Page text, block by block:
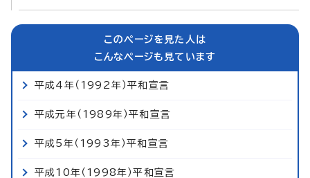
このページを見た人は
こんなページも見ています
平成4年（1992年）平和宣言
平成元年（1989年）平和宣言
平成5年（1993年）平和宣言
平成10年（1998年）平和宣言